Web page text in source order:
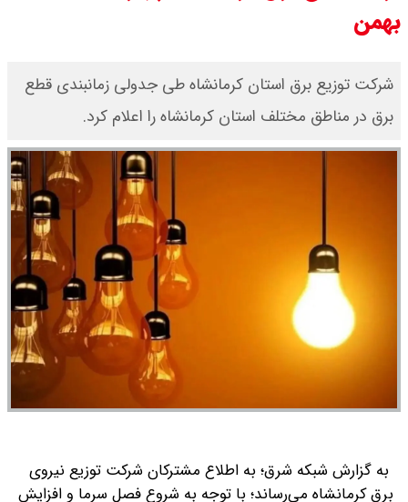
بهمن
شرکت توزیع برق استان کرمانشاه طی جدولی زمانبندی قطع
برق در مناطق مختلف استان کرمانشاه را اعلام کرد.
به گزارش شبکه شرق؛ به اطلاع مشترکان شرکت توزیع نیروی
برق کرمانشاه می‌رساند؛ با توجه به شروع فصل سرما و افزایش